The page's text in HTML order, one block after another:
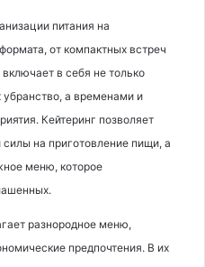
питания на
от компактных встреч
в себя не только
убранство, а временами и
Кейтеринг позволяет
на приготовление пищи, а
меню, которое
разнородное меню,
предпочтения. В их